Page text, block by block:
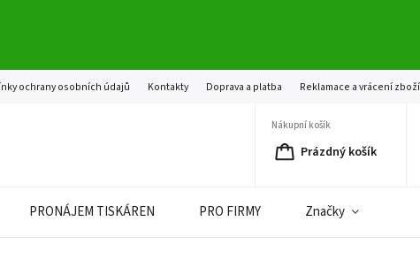
ochrany osobních údajů Kontakty Doprava a platba Reklamace a vrácení zboží
Nákupní košík
Prázdný košík
PRONÁJEM TISKÁREN PRO FIRMY Značky